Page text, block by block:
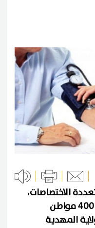
الاختصاصات،
الأحد، عيادات لفائدة حوالي 400 مواطن
المهدية